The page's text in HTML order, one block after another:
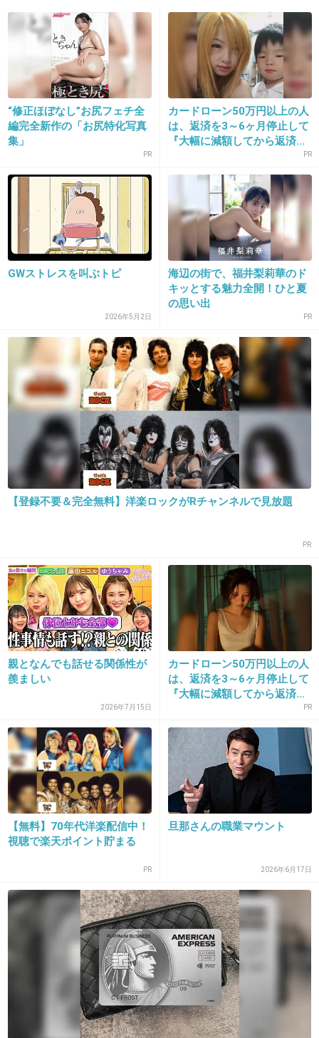
+2 -0
12. 匿名 2019/04/04(木) 17:52:12
愚痴ってる本人はけちょんけちょんに言ってて
も、他人には悪く言われたく無い人多いよね？
こっちは同調してて、旦那さん冷たいねー酷い
ねー！って言ってたら、でも旦那にも良いとこ
ろはあるとか優しい部分あるアピール始まるけ
どあれは何？
対応としてはどうするのが正解？
+29 -0
2019/04/04(木) 17:53:22
うわー大変だねー！ばっかり言ってる
+8 -0
2019/04/04(木) 17:54:42
姑の愚痴なら遠慮なく共感するけど旦那さんの愚痴は気を
遣うよね
15. 匿名2019/04/04(木) 17:56:17
物凄い親友ならちゃんとアドバイスもするし共感する。
ちょっと仲良いママ友には出来ないな。うんうん、大変だ
ねー。がやっとかな。
+3 -0
16. 匿名2019/04/04(木) 17:59:25
2019/04/04(木) 17:59:50
日常のよくあるような愚痴なら旦那さんのフォ
「毎日働いてくれてるんだからまぁいいじゃー
ん」とか。軽い愚痴ならそのノリで済む。
“修正ほぼなし”お尻フェチ全
編完全新作の「お尻特化写真
集」
PR
カードローン50万円以上の人
は、返済を3～6ヶ月停止して
『大幅に減額してから返済...
PR
GWストレスを叫ぶトピ
2026年5月2日
海辺の街で、福井梨莉華のド
キッとする魅力全開！ひと夏
の思い出
PR
【登録不要＆完全無料】洋楽ロックがRチャンネルで見放題
PR
親となんでも話せる関係性が
羨ましい
2026年7月15日
カードローン50万円以上の人
は、返済を3～6ヶ月停止して
『大幅に減額してから返済...
PR
【無料】70年代洋楽配信中！
視聴で楽天ポイント貯まる
PR
旦那さんの職業マウント
2026年6月17日